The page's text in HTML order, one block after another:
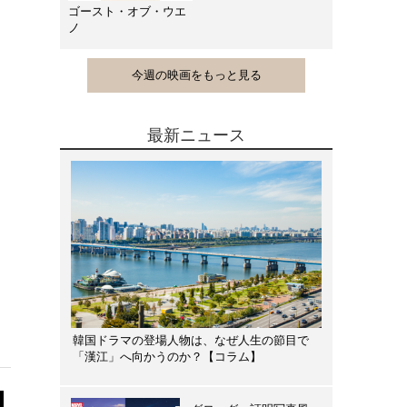
ゴースト・オブ・ウエ
ノ
今週の映画をもっと見る
最新ニュース
韓国ドラマの登場人物は、なぜ人生の節目で
「漢江」へ向かうのか？【コラム】